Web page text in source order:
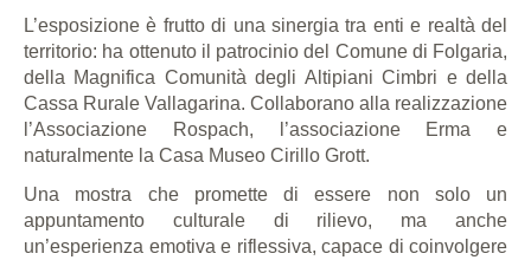
L’esposizione è frutto di una sinergia tra enti e realtà del
territorio: ha ottenuto il patrocinio del Comune di Folgaria,
della Magnifica Comunità degli Altipiani Cimbri e della
Cassa Rurale Vallagarina. Collaborano alla realizzazione
l’Associazione Rospach, l’associazione Erma e
naturalmente la Casa Museo Cirillo Grott.
Una mostra che promette di essere non solo un
appuntamento culturale di rilievo, ma anche
un’esperienza emotiva e riflessiva, capace di coinvolgere